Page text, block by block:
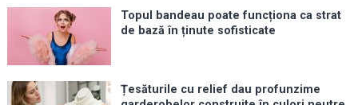
Topul bandeau poate funcționa ca strat
de bază în ținute sofisticate
Țesăturile cu relief dau profunzime